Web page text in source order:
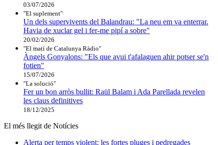
03/07/2026
"El suplement"
Un dels supervivents del Balandrau: "La neu em va enterrar.
Havia de xuclar gel i fer-me pipí a sobre"
20/02/2026
"El matí de Catalunya Ràdio"
Àngels Gonyalons: "Els que avui t'afalaguen ahir potser se'n
fotien"
15/07/2026
"La solució"
Fer un bon arròs bullit: Raül Balam i Ada Parellada revelen
les claus definitives
18/12/2025
El més llegit de Notícies
Alerta per temps violent: les fortes pluges i pedregades